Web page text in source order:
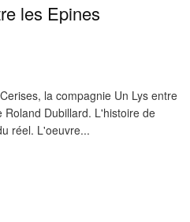
les Epines
la compagnie Un Lys entre
Dubillard. L'histoire de
réel. L'oeuvre...